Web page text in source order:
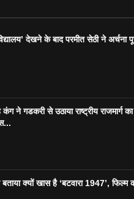
देखने के बाद परमीत सेठी ने अर्चना
ने गडकरी से उठाया राष्ट्रीय राजमार्ग का
क्यों खास है ‘बटवारा 1947’, फिल्म